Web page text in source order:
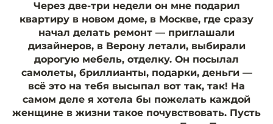
Через две-три недели он мне подарил
квартиру в новом доме, в Москве, где сразу
начал делать ремонт — приглашали
дизайнеров, в Верону летали, выбирали
дорогую мебель, отделку. Он посылал
самолеты, бриллианты, подарки, деньги —
всё это на тебя высыпал вот так, так! На
самом деле я хотела бы пожелать каждой
женщине в жизни такое почувствовать. Пусть